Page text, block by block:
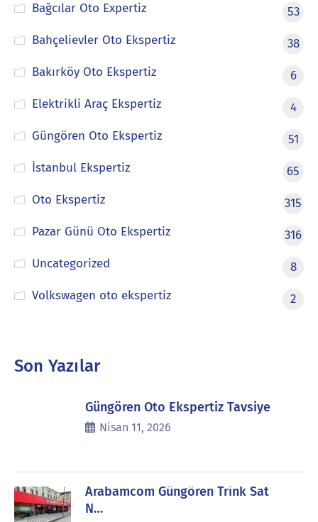
Bağcılar Oto Expertiz
53
Bahçelievler Oto Ekspertiz
38
Bakırköy Oto Ekspertiz
6
Elektrikli Araç Ekspertiz
4
Güngören Oto Ekspertiz
51
İstanbul Ekspertiz
65
Oto Ekspertiz
315
Pazar Günü Oto Ekspertiz
316
Uncategorized
8
Volkswagen oto ekspertiz
2
Son Yazılar
Güngören Oto Ekspertiz Tavsiye
Nisan 11, 2026
Arabamcom Güngören Trink Sat
N…